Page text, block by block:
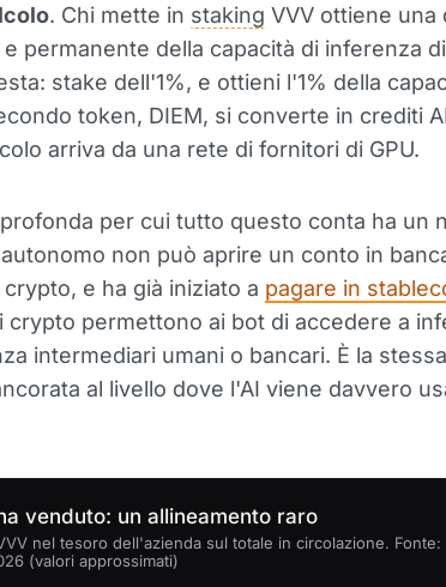
. Chi mette in staking VVV ottiene una
permanente della capacità di inferenza
stake dell'1%, e ottieni l'1% della
token, DIEM, si converte in crediti
arriva da una rete di fornitori di GPU.
per cui tutto questo conta ha un
non può aprire un conto in
crypto, e ha già iniziato a pagare in
crypto permettono ai bot di accedere a
intermediari umani o bancari. È la
al livello dove l'AI viene davvero
venduto: un allineamento raro
nel tesoro dell'azienda sul totale in circolazione. Fonte:
(valori approssimati)